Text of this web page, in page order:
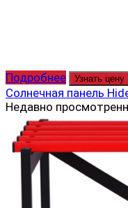
Подробнее Узнать цену
Солнечная панель
Недавно